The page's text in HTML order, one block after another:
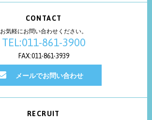
CONTACT
お気軽にお問い合わせください。
TEL:011-861-3900
FAX:011-861-3939
メールでお問い合わせ
RECRUIT